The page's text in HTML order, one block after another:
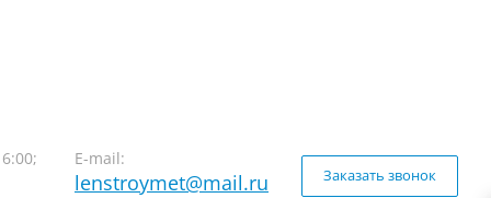
E-mail:
lenstroymet@mail.ru Заказать звонок